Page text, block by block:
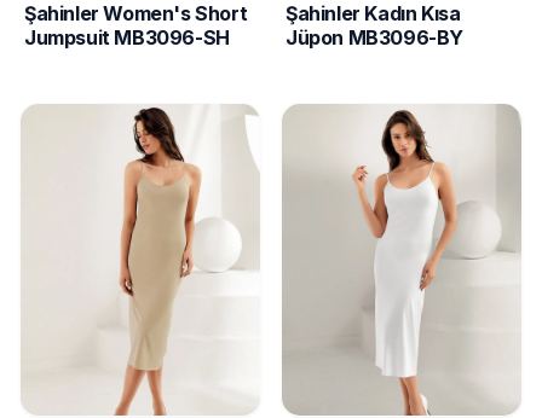
Şahinler Women's Short
Jumpsuit MB3096-SH
Şahinler Kadın Kısa
Jüpon MB3096-BY